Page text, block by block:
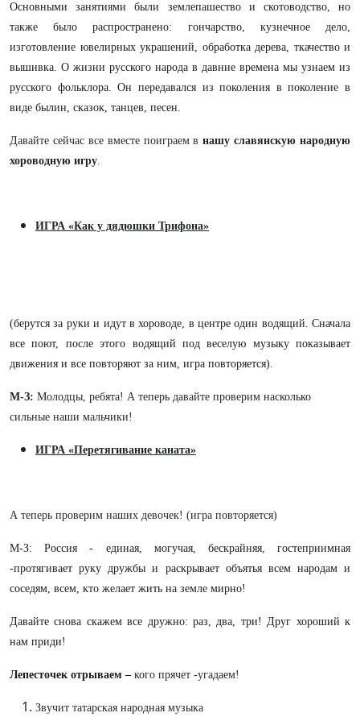
Основными занятиями были землепашество и скотоводство, но
также было распространено: гончарство, кузнечное дело,
изготовление ювелирных украшений, обработка дерева, ткачество и
вышивка. О жизни русского народа в давние времена мы узнаем из
русского фольклора. Он передавался из поколения в поколение в
виде былин, сказок, танцев, песен.
Давайте сейчас все вместе поиграем внашу славянскую народную
хороводную игру.
ИГРА «Как у дядюшки Трифона»
(берутся за руки и идут в хороводе, в центре один водящий. Сначала
все поют, после этого водящий под веселую музыку показывает
движения и все повторяют за ним, игра повторяется).
М-З: Молодцы, ребята! А теперь давайте проверим насколько
сильные наши мальчики!
ИГРА «Перетягивание каната»
А теперь проверим наших девочек! (игра повторяется)
М-З: Россия - единая, могучая, бескрайняя, гостеприимная
-протягивает руку дружбы и раскрывает объятья всем народам и
соседям, всем, кто желает жить на земле мирно!
Давайте снова скажем все дружно: раз, два, три! Друг хороший к
нам приди!
Лепесточек отрываем – кого прячет -угадаем!
Звучит татарская народная музыка